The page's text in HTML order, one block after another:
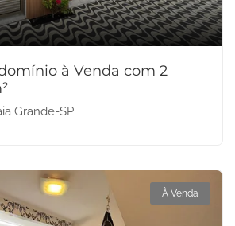
à Venda com 2
Grande-SP
À Venda